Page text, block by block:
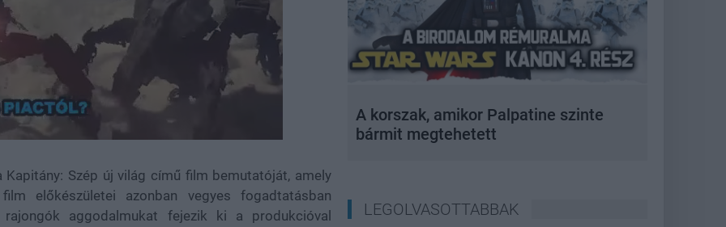
Szép új világ című film bemutatóját, amely
előkészületei azonban vegyes fogadtatásban
aggodalmukat fejezik ki a produkcióval
A korszak, amikor Palpatine szinte
bármit megtehetett
LEGOLVASOTTABBAK